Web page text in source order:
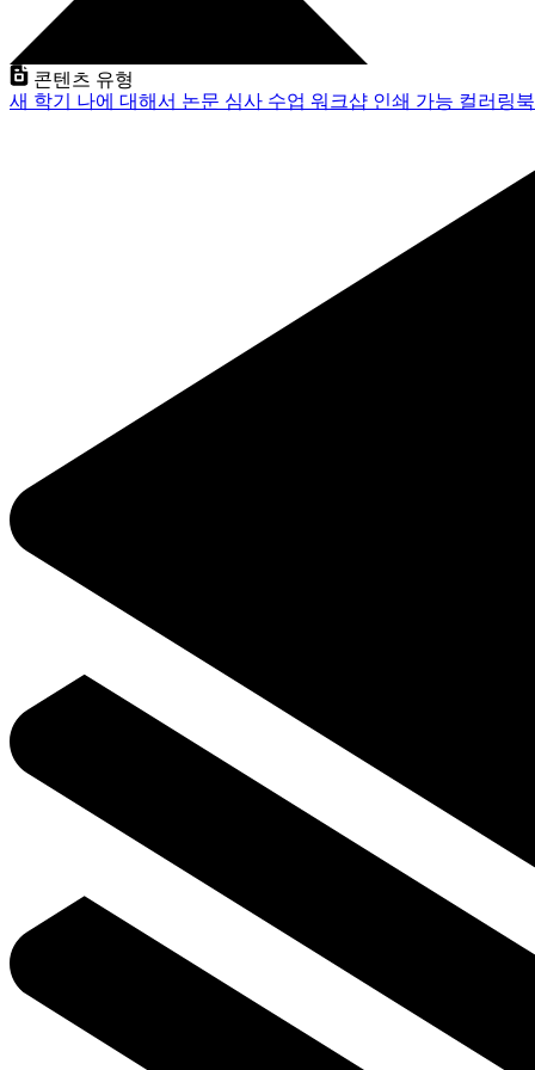
콘텐츠 유형
새 학기 나에 대해서 논문 심사 수업 워크샵 인쇄 가능 컬러링북